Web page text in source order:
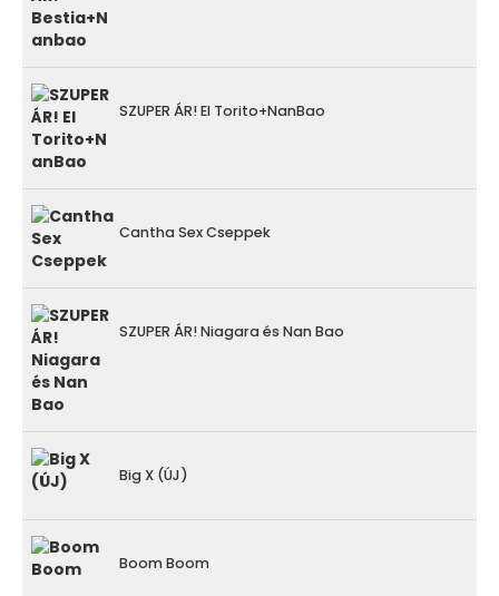
SZUPER ÁR! El Torito+NanBao
Cantha Sex Cseppek
SZUPER ÁR! Niagara és Nan Bao
Big X (ÚJ)
Boom Boom